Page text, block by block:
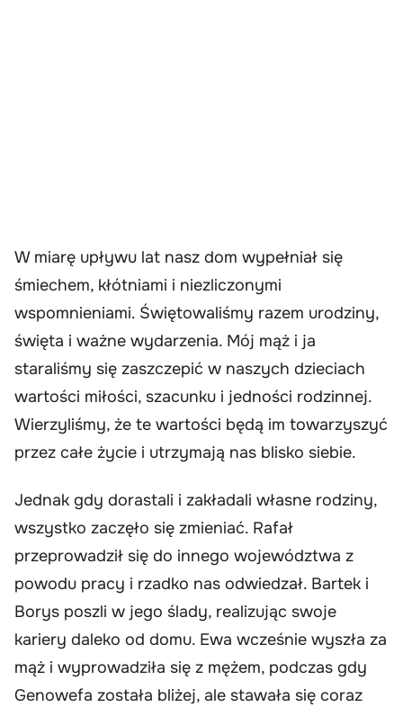
W miarę upływu lat nasz dom wypełniał się
śmiechem, kłótniami i niezliczonymi
wspomnieniami. Świętowaliśmy razem urodziny,
święta i ważne wydarzenia. Mój mąż i ja
staraliśmy się zaszczepić w naszych dzieciach
wartości miłości, szacunku i jedności rodzinnej.
Wierzyliśmy, że te wartości będą im towarzyszyć
przez całe życie i utrzymają nas blisko siebie.
Jednak gdy dorastali i zakładali własne rodziny,
wszystko zaczęło się zmieniać. Rafał
przeprowadził się do innego województwa z
powodu pracy i rzadko nas odwiedzał. Bartek i
Borys poszli w jego ślady, realizując swoje
kariery daleko od domu. Ewa wcześnie wyszła za
mąż i wyprowadziła się z mężem, podczas gdy
Genowefa została bliżej, ale stawała się coraz